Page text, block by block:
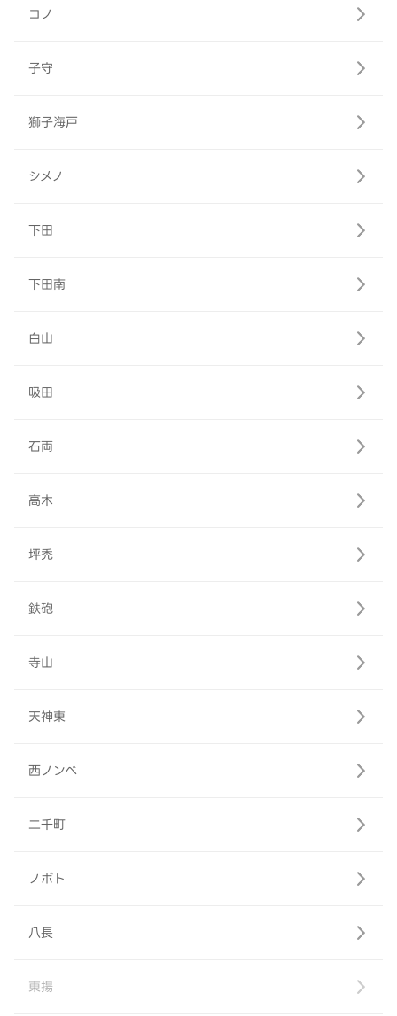
コノ
子守
獅子海戸
シメノ
下田
下田南
白山
吸田
石両
高木
坪禿
鉄砲
寺山
天神東
西ノンベ
二千町
ノボト
八長
東揚